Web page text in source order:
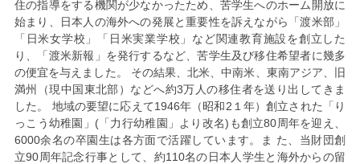
住の指導をする機関が少なかったため、苦学生へのホーム開放に
始まり、日本人の海外への発展と重要性を訴えながら「渡米部」
「日米女学校」「日米実業学校」など関連教育施設を創立した
り、「渡米新報」を発行するなど、苦学生及び移住希望者に幾多
の便宜を与えました。 その結果、北米、中南米、東南アジア、旧
満州（現中国東北部）などへ約3万人の移住者を送り出してきま
した。 地域の要望に応えて1946年（昭和2１年）創立された「り
っこう幼稚園」(「力行幼稚園」より改名)も創立80周年を迎え、
6000余名の卒園生は各方面で活躍しています。ま た、当財団創
立90周年記念行事として、約110名の日本人学生と海外からの留